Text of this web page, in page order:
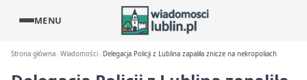
MENU
Strona główna Wiadomości Delegacja Policji z Lublina zapaliła znicze na nekropoliach